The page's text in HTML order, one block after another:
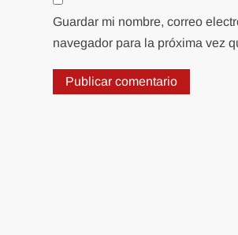
Guardar mi nombre, correo
navegador para la próxima vez